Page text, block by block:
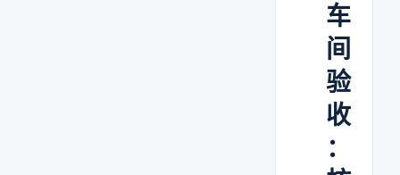
车
间
验
收
：